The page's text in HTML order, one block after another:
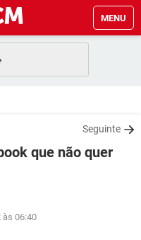
MENU
Seguinte
que não quer
às 06:40